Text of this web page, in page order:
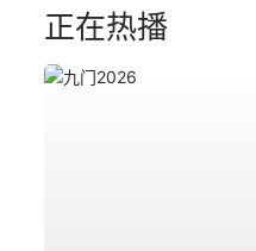
正在热播